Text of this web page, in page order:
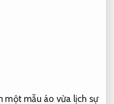
một mẫu áo vừa lịch sự